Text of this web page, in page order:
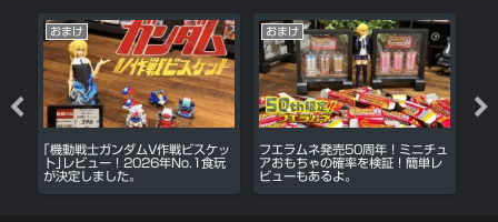
おまけ
｢機動戦士ガンダムV作戦ビスケッ
ト｣レビュー！2026年No.1食玩
が決定しました。
おまけ
フエラムネ発売50周年！ミニチュ
アおもちゃの確率を検証！簡単レ
ビューもあるよ。